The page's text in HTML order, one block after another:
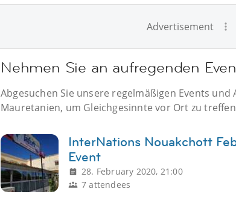
Advertisement
Nehmen Sie an aufregenden
Abgesuchen Sie unsere regelmäßigen Events
Mauretanien, um Gleichgesinnte vor Ort zu
InterNations Nouakchott
Event
28. February 2020, 21:00
7 attendees